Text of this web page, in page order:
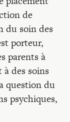
de
du soin des
porteur,
parents à
des soins
question du
psychiques,